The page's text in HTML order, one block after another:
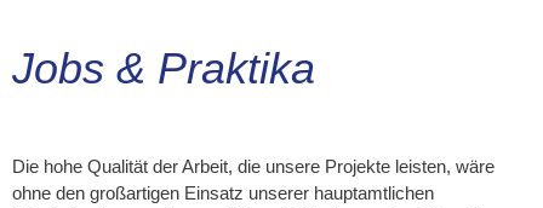
Jobs & Praktika
Die hohe Qualität der Arbeit, die unsere Projekte leisten, wäre
ohne den großartigen Einsatz unserer hauptamtlichen